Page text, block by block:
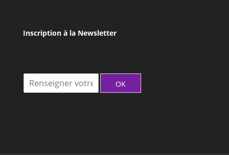
Inscription à la Newsletter
OK